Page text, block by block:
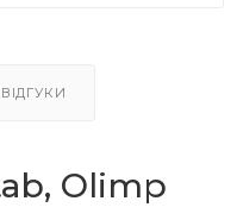
ВІДГУКИ
Olimp